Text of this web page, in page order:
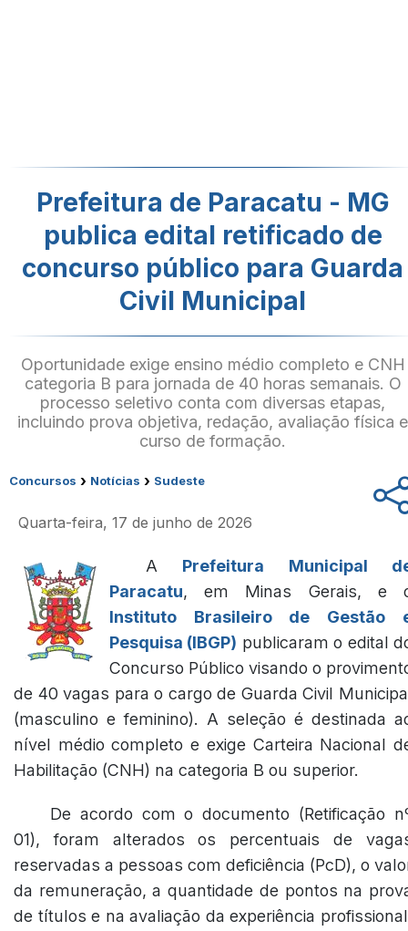
Prefeitura de Paracatu - MG
publica edital retificado de
concurso público para Guarda
Civil Municipal
Oportunidade exige ensino médio completo e CNH
categoria B para jornada de 40 horas semanais. O
processo seletivo conta com diversas etapas,
incluindo prova objetiva, redação, avaliação física e
curso de formação.
Concursos › Notícias › Sudeste
Quarta-feira, 17 de junho de 2026
A Prefeitura Municipal
Paracatu, em Minas Gerais, e
Instituto Brasileiro de Gestão
Pesquisa (IBGP) publicaram o edital
Concurso Público visando o
de 40 vagas para o cargo de Guarda Civil
(masculino e feminino). A seleção é destinada
nível médio completo e exige Carteira Nacional
Habilitação (CNH) na categoria B ou superior.
De acordo com o documento (Retificação
01), foram alterados os percentuais de
reservadas a pessoas com deficiência (PcD), o
da remuneração, a quantidade de pontos na
de títulos e na avaliação da experiência